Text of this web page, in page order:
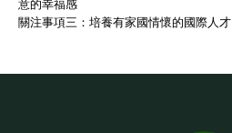
關注事項三：培養有家國情懷的國際人才